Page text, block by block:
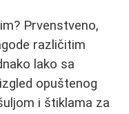
Prvenstveno,
različitim
lako sa
opuštenog
i štiklama za